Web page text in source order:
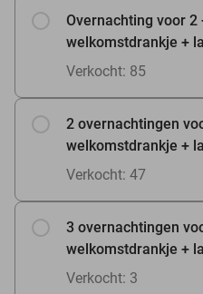
Overnachting voor 2
welkomstdrankje +
Verkocht: 85
2 overnachtingen
welkomstdrankje +
Verkocht: 47
3 overnachtingen
welkomstdrankje +
Verkocht: 3